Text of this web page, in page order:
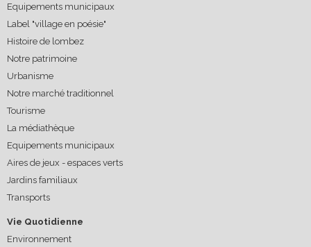
Equipements municipaux
Label "village en poésie"
Histoire de lombez
Notre patrimoine
Urbanisme
Notre marché traditionnel
Tourisme
La médiathèque
Equipements municipaux
Aires de jeux - espaces verts
Jardins familiaux
Transports
Vie Quotidienne
Environnement